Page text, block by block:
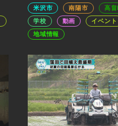
米沢市 南陽市 高畠
学校
動画 イベント
地域情報